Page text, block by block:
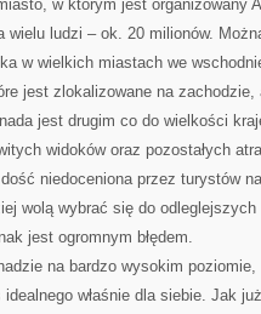
w którym jest organizowany
wielu ludzi – ok. 20 milionów.
w wielkich miastach we
jest zlokalizowane na
jest drugim co do wielkości
widoków oraz pozostałych
niedoceniona przez turystów
wolą wybrać się do
jest ogromnym błędem.
na bardzo wysokim
właśnie dla siebie. Jak